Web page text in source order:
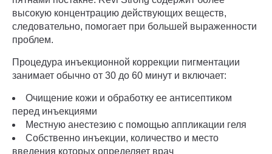
высокую концентрацию действующих веществ,
следовательно, помогает при большей выраженности
проблем.
Процедура инъекционной коррекции пигментации
занимает обычно от 30 до 60 минут и включает:
Очищение кожи и обработку ее антисептиком
перед инъекциями
Местную анестезию с помощью аппликации геля
Собственно инъекции, количество и место
введения которых определяет врач